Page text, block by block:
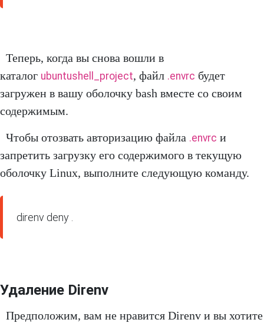
Теперь, когда вы снова вошли в
каталог ubuntushell_project, файл .envrc будет
загружен в вашу оболочку bash вместе со своим
содержимым.
Чтобы отозвать авторизацию файла .envrc и
запретить загрузку его содержимого в текущую
оболочку Linux, выполните следующую команду.
direnv deny .
Удаление Direnv
Предположим, вам не нравится Direnv и вы хотите